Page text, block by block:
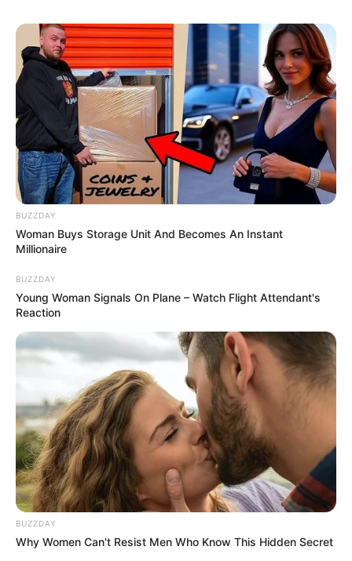
BUZZDAY
Woman Buys Storage Unit And Becomes An Instant
Millionaire
BUZZDAY
Young Woman Signals On Plane – Watch Flight Attendant's
Reaction
BUZZDAY
Why Women Can't Resist Men Who Know This Hidden Secret